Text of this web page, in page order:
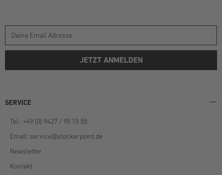
JETZT ANMELDEN
SERVICE
Tel.: +49 (0) 9427 / 95 15 55
Email: service@stockerpoint.de
Newsletter
Kontakt